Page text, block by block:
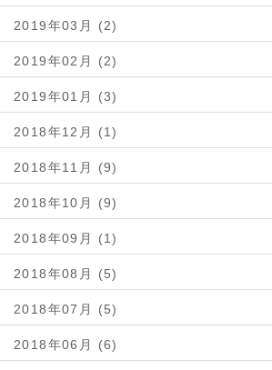
2019年03月 (2)
2019年02月 (2)
2019年01月 (3)
2018年12月 (1)
2018年11月 (9)
2018年10月 (9)
2018年09月 (1)
2018年08月 (5)
2018年07月 (5)
2018年06月 (6)